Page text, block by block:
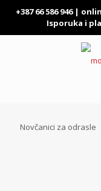
+387 66 586 946 |
Isporuka i
Novčanici za odrasle